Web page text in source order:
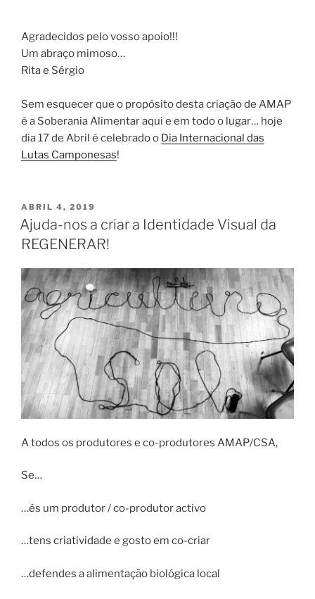
Agradecidos pelo vosso apoio!!!
Um abraço mimoso…
Rita e Sérgio
Sem esquecer que o propósito desta criação de AMAP
é a Soberania Alimentar aqui e em todo o lugar… hoje
dia 17 de Abril é celebrado o Dia Internacional das
Lutas Camponesas!
PUBLICADO
EM
ABRIL 4, 2019
Ajuda-nos a criar a Identidade Visual da
REGENERAR!
A todos os produtores e co-produtores AMAP/CSA,
Se…
…és um produtor / co-produtor activo
…tens criatividade e gosto em co-criar
…defendes a alimentação biológica local